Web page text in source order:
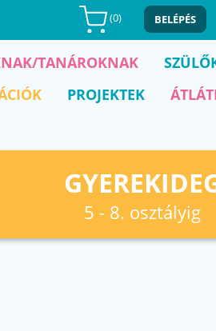
(0) BELÉPÉS
TANÁROKNAK
PROJEKTEK
5 - 8. osztályig